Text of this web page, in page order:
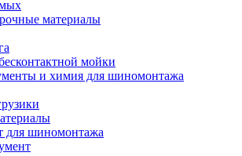
материалы
мойки
и химия для шиномонтажа
для шиномонтажа